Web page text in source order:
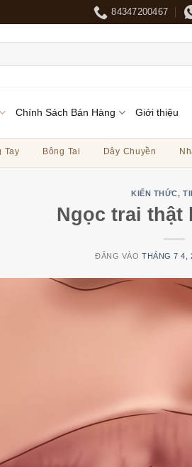
84347200467
Chính Sách Bán Hàng Giới thiệu
Tay Bông Tai Dây Chuyền
KIẾN THỨC,
Ngọc trai thật
ĐĂNG VÀO THÁNG 7 4,